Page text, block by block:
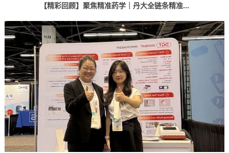
【精彩回顾】聚焦精准药学｜丹大全链条精准...